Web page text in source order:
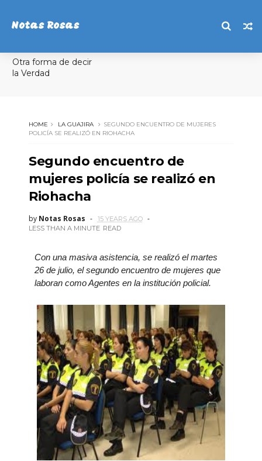
Notas Rosas
Otra forma de decir
la Verdad
HOME LA GUAJIRA
SEGUNDO ENCUENTRO DE MUJERES
POLICÍA SE REALIZÓ EN RIOHACHA
Segundo encuentro de
mujeres policía se realizó en
Riohacha
by Notas Rosas
15 YEARS AGO
LESS THAN A MINUTE READ
Con una masiva asistencia, se realizó el martes
26 de julio, el segundo encuentro de mujeres que
laboran como Agentes en la institución policial.